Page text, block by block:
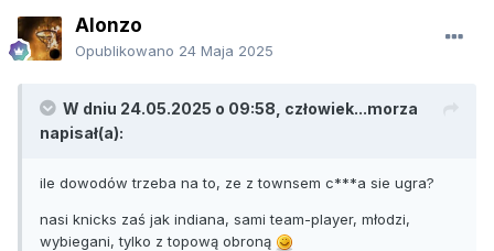
Alonzo
Opublikowano 24 Maja 2025
W dniu 24.05.2025 o 09:58, człowiek...morza
napisał(a):
ile dowodów trzeba na to, ze z townsem c***a sie ugra?
nasi knicks zaś jak indiana, sami team-player, młodzi,
wybiegani, tylko z topową obroną